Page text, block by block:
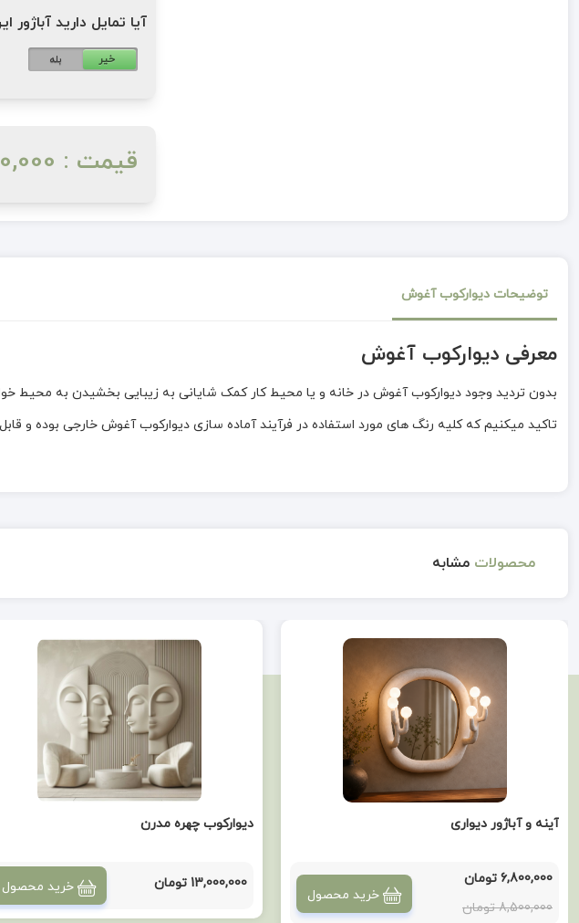
آیا تمایل دارید آباژور این
بله خیر
قیمت : 3,250,000 تومان
توضیحات دیوارکوب آغوش
معرفی دیوارکوب آغوش
بدون تردید وجود دیوارکوب آغوش در خانه و یا محیط کار کمک شایانی به زیبایی بخشیدن به محیط
تاکید میکنیم که کلیه رنگ های مورد استفاده در فرآیند آماده سازی دیوارکوب آغوش خارجی بوده و
محصولات مشابه
آینه و آباژور دیواری
6,800,000 تومان
8,500,000 تومان
خرید محصول
دیوارکوب چهره مدرن
13,000,000 تومان خرید محصول